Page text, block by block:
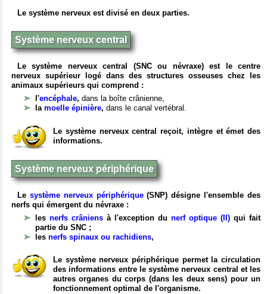
Le système nerveux est divisé en deux parties.
Système nerveux central
Le système nerveux central (SNC ou névraxe) est le centre
nerveux supérieur logé dans des structures osseuses chez les
animaux supérieurs qui comprend :
l'encéphale, dans la boîte crânienne,
la moelle épinière, dans le canal vertébral.
Le système nerveux central reçoit, intègre et émet des
informations.
Système nerveux périphérique
Le système nerveux périphérique(SNP) désigne l'ensemble des
nerfs qui émergent du névraxe :
les nerfs crâniens à l'exception du nerf optique (II) qui fait
partie du SNC ;
les nerfs spinaux ou rachidiens,
Le système nerveux périphérique permet la circulation
des informations entre le système nerveux central et les
autres organes du corps (dans les deux sens) pour un
fonctionnement optimal de l'organisme.